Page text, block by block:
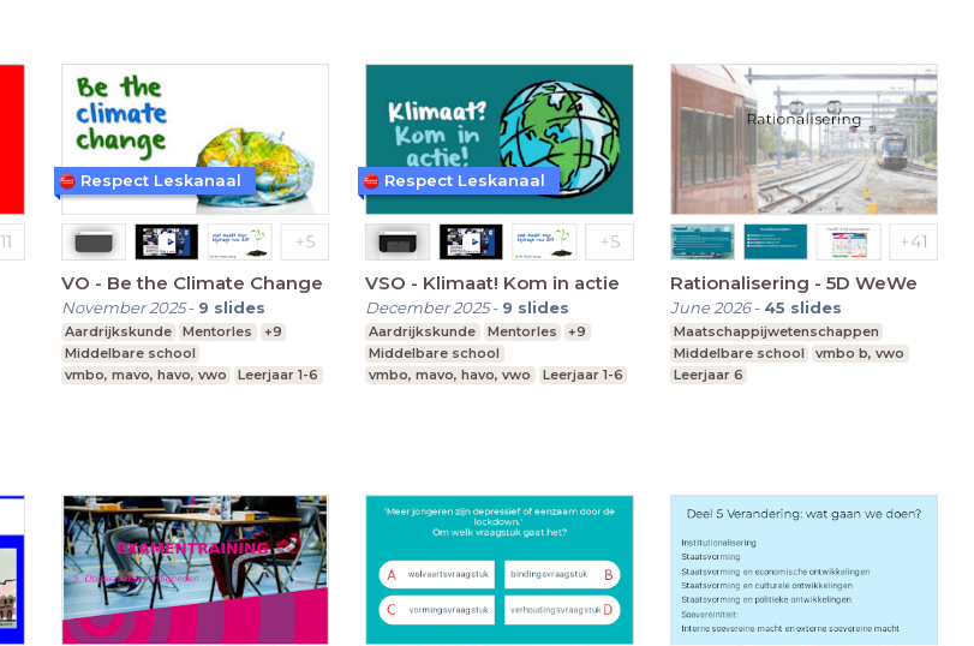
VO - Be the Climate Change
November 2025- 9 slides
Aardrijkskunde Mentorles
+9
Middelbare school
vmbo, mavo, havo, vwo
Leerjaar 1-6
Respect Leskanaal
VSO - Klimaat! Kom in actie
December 2025- 9 slides
Aardrijkskunde Mentorles
+9
Middelbare school
vmbo, mavo, havo, vwo
Leerjaar 1-6
Respect Leskanaal
Rationalisering - 5D WeWe
June 2026- 45 slides
Maatschappijwetenschappen
Middelbare school
vmbo b, vwo
Leerjaar 6